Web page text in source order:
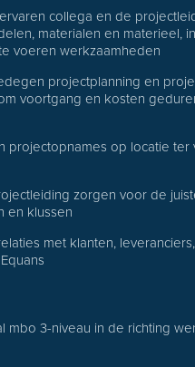
collega en de
materialen en materieel,
voeren werkzaamheden
projectplanning en
voortgang en kosten
projectopnames op locatie
zorgen voor de
en klussen
met klanten,
mbo 3-niveau in de richting